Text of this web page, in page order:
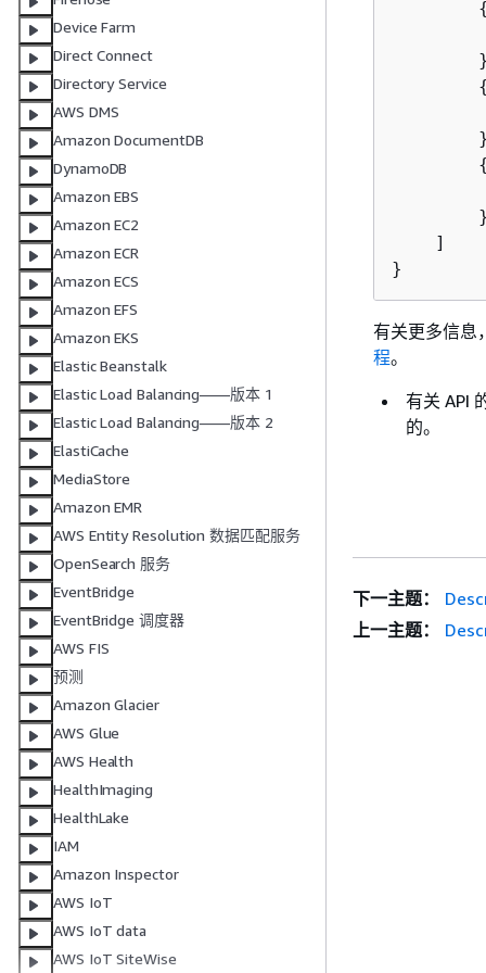
Device Farm
Direct Connect
Directory Service
AWS DMS
Amazon DocumentDB
DynamoDB
Amazon EBS
Amazon EC2
Amazon ECR
Amazon ECS
Amazon EFS
Amazon EKS
Elastic Beanstalk
Elastic Load Balancing——版本 1
Elastic Load Balancing——版本 2
ElastiCache
MediaStore
Amazon EMR
AWS Entity Resolution 数据匹配服务
OpenSearch 服务
EventBridge
EventBridge 调度器
AWS FIS
预测
Amazon Glacier
AWS Glue
AWS Health
HealthImaging
HealthLake
IAM
Amazon Inspector
AWS IoT
AWS IoT data
AWS IoT SiteWise
    ]
}
有关更多信息
程。
有关 API
的。
下一主题：
上一主题：